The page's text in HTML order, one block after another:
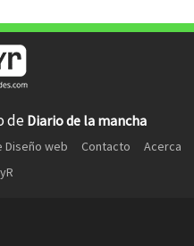
de Diario de la mancha
Diseño web Contacto
Acerca